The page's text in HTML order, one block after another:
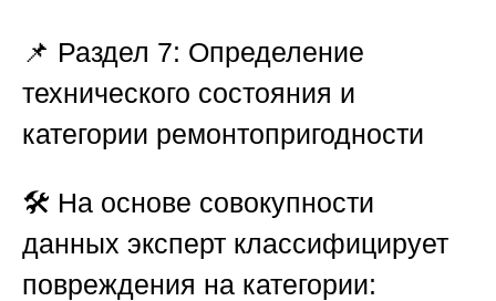
📌 Раздел 7: Определение
технического состояния и
категории ремонтопригодности
🛠️ На основе совокупности
данных эксперт классифицирует
повреждения на категории: